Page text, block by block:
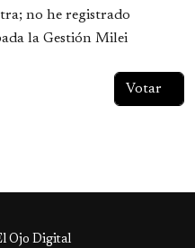
no he registrado
la Gestión Milei
Ojo Digital